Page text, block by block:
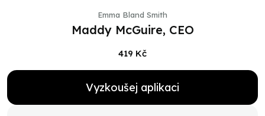
Emma Bland Smith
Maddy McGuire, CEO
419 Kč
Vyzkoušej aplikaci